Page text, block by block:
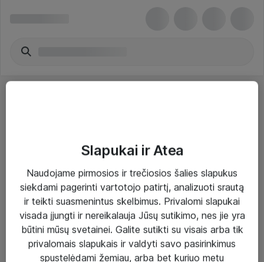
Paslaugos
Sprendimai
Įgyvendinti projektai
Atea ekspertų patarimai verslui
Slapukai ir Atea
Naudojame pirmosios ir trečiosios šalies slapukus
siekdami pagerinti vartotojo patirtį, analizuoti srautą
ir teikti suasmenintus skelbimus. Privalomi slapukai
visada įjungti ir nereikalauja Jūsų sutikimo, nes jie yra
būtini mūsų svetainei. Galite sutikti su visais arba tik
privalomais slapukais ir valdyti savo pasirinkimus
spustelėdami žemiau, arba bet kuriuo metu